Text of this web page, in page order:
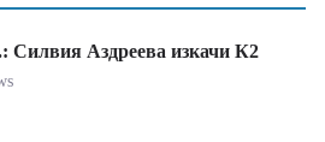
Силвия Аздреева изкачи К2